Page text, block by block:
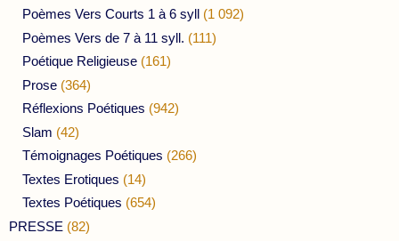
Poèmes Vers Courts 1 à 6 syll (1 092)
Poèmes Vers de 7 à 11 syll. (111)
Poétique Religieuse (161)
Prose (364)
Réflexions Poétiques (942)
Slam (42)
Témoignages Poétiques (266)
Textes Erotiques (14)
Textes Poétiques (654)
PRESSE (82)